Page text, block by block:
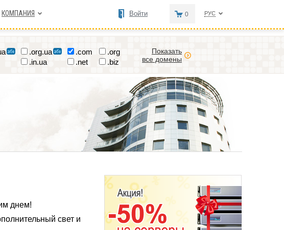
КОМПАНИЯ РУС
0
Войти
.org.ua .com
.org
.in.ua .net .biz
Показать
все домены
днем!
свет и